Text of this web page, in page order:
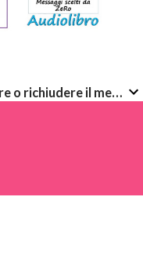
ALTRI ARTICOLI (clicca qui per aprire o richiudere il menù a discesa)